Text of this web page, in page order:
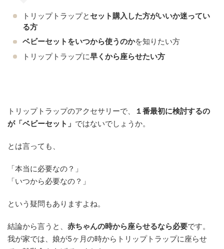
トリップトラップと セット購入した方がいいか迷ってい
る方
ベビーセットをいつから使うのかを知りたい方
トリップトラップに早くから座らせたい方
トリップトラップのアクセサリーで、
１番最初に検討するの
が「ベビーセット」 ではないでしょうか。
とは言っても、
「本当に必要なの？」
「いつから必要なの？」
という疑問もありますよね。
結論から言うと、 赤ちゃんの時から座らせるなら必要です。
我が家では、娘が5ヶ月の時からトリップトラップに座らせ